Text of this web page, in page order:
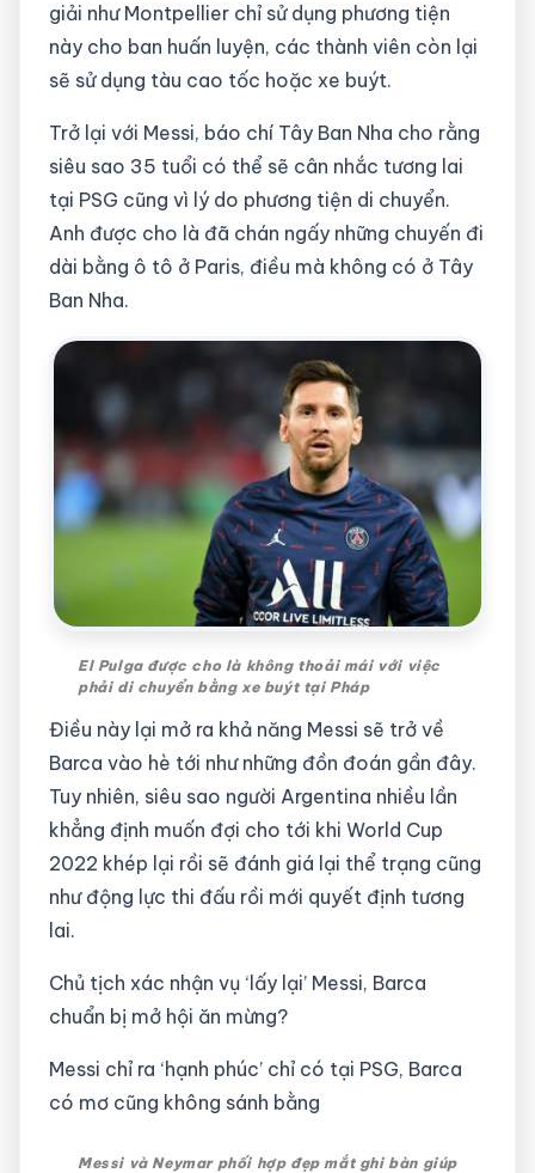
giải như Montpellier chỉ sử dụng phương tiện
này cho ban huấn luyện, các thành viên còn lại
sẽ sử dụng tàu cao tốc hoặc xe buýt.
Trở lại với Messi, báo chí Tây Ban Nha cho rằng
siêu sao 35 tuổi có thể sẽ cân nhắc tương lai
tại PSG cũng vì lý do phương tiện di chuyển.
Anh được cho là đã chán ngấy những chuyến đi
dài bằng ô tô ở Paris, điều mà không có ở Tây
Ban Nha.
El Pulga được cho là không thoải mái với việc
phải di chuyển bằng xe buýt tại Pháp
Điều này lại mở ra khả năng Messi sẽ trở về
Barca vào hè tới như những đồn đoán gần đây.
Tuy nhiên, siêu sao người Argentina nhiều lần
khẳng định muốn đợi cho tới khi World Cup
2022 khép lại rồi sẽ đánh giá lại thể trạng cũng
như động lực thi đấu rồi mới quyết định tương
lai.
Chủ tịch xác nhận vụ ‘lấy lại’ Messi, Barca
chuẩn bị mở hội ăn mừng?
Messi chỉ ra ‘hạnh phúc’ chỉ có tại PSG, Barca
có mơ cũng không sánh bằng
Messi và Neymar phối hợp đẹp mắt ghi bàn giúp